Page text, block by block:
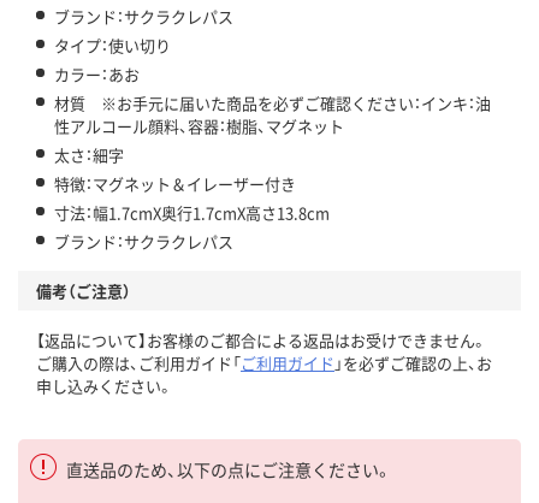
ブランド：サクラクレパス
タイプ：使い切り
カラー：あお
材質 ※お手元に届いた商品を必ずご確認ください：インキ：油
性アルコール顔料、容器：樹脂、マグネット
太さ：細字
特徴：マグネット＆イレーザー付き
寸法：幅1.7cmX奥行1.7cmX高さ13.8cm
ブランド：サクラクレパス
備考（ご注意）
【返品について】お客様のご都合による返品はお受けできません。
ご購入の際は、ご利用ガイド「ご利用ガイド 」を必ずご確認の上、お
申し込みください。
直送品のため、以下の点にご注意ください。